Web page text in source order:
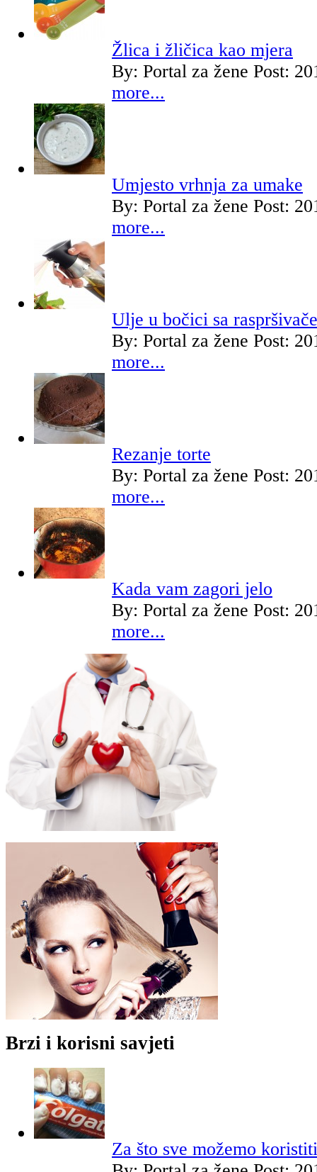
Žlica i žličica kao mjera
By: Portal za žene Post:
more...
Umjesto vrhnja za umake
By: Portal za žene Post:
more...
Ulje u bočici sa
By: Portal za žene Post:
more...
Rezanje torte
By: Portal za žene Post:
more...
Kada vam zagori jelo
By: Portal za žene Post:
more...
Brzi i korisni savjeti
Za što sve možemo